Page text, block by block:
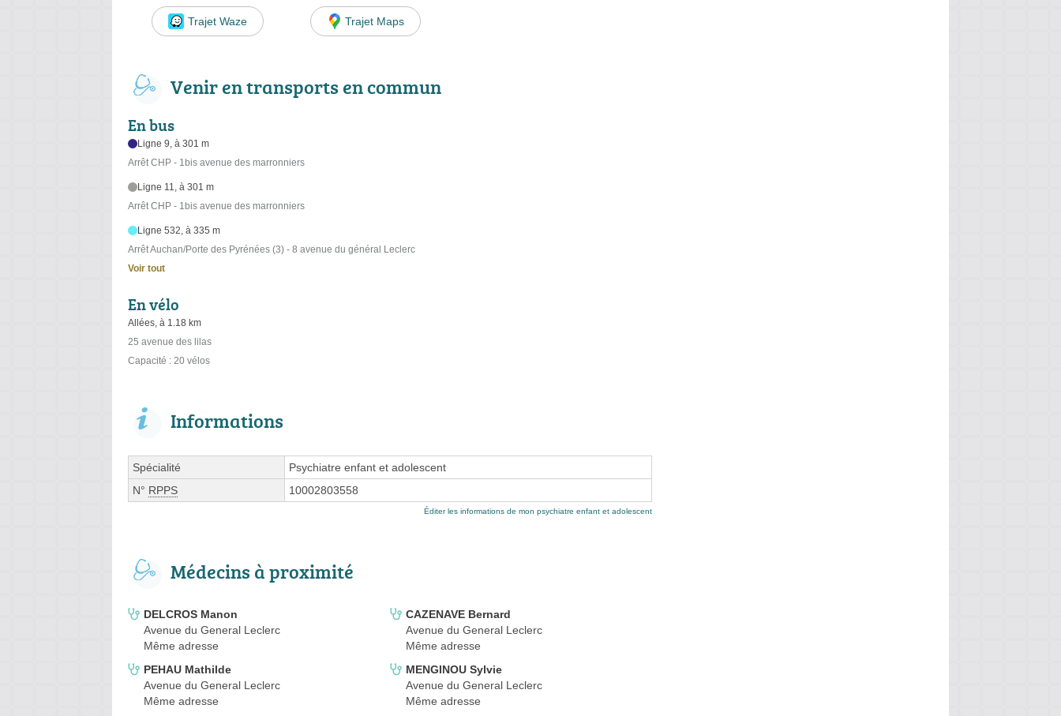
Trajet Waze Trajet Maps
Venir en transports en commun
En bus
Ligne 9, à 301 m
Arrêt CHP - 1bis avenue des marronniers
Ligne 11, à 301 m
Arrêt CHP - 1bis avenue des marronniers
Ligne 532, à 335 m
Arrêt Auchan/Porte des Pyrénées (3) - 8 avenue du général Leclerc
Voir tout
En vélo
Allées, à 1.18 km
25 avenue des lilas
Capacité : 20 vélos
Informations
Spécialité
Psychiatre enfant et adolescent
N° RPPS 10002803558
Éditer les informations de mon psychiatre enfant et adolescent
Médecins à proximité
DELCROS Manon
Avenue du General Leclerc
Même adresse
CAZENAVE Bernard
Avenue du General Leclerc
Même adresse
PEHAU Mathilde
Avenue du General Leclerc
Même adresse
MENGINOU Sylvie
Avenue du General Leclerc
Même adresse